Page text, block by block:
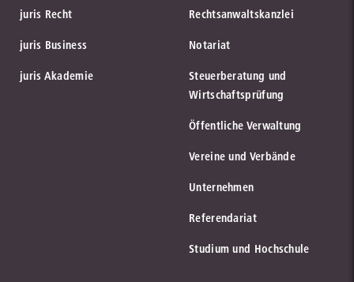
juris Recht
juris Business
juris Akademie
Rechtsanwaltskanzlei
Notariat
Steuerberatung und
Wirtschaftsprüfung
Öffentliche Verwaltung
Vereine und Verbände
Unternehmen
Referendariat
Studium und Hochschule